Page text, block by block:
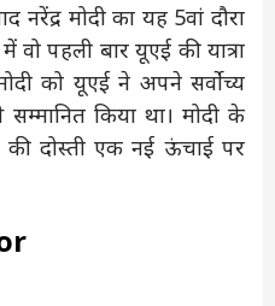
नरेंद्र मोदी का यह 5वां दौरा
पहली बार यूएई की यात्रा
को यूएई ने अपने सर्वोच्य
किया था। मोदी के
दोस्ती एक नई ऊंचाई पर